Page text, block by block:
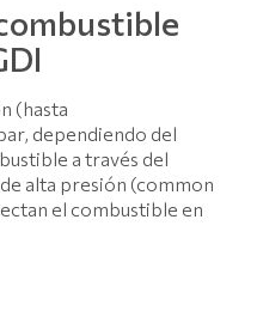
(hasta
dependiendo del
a través del
alta presión (common
el combustible en